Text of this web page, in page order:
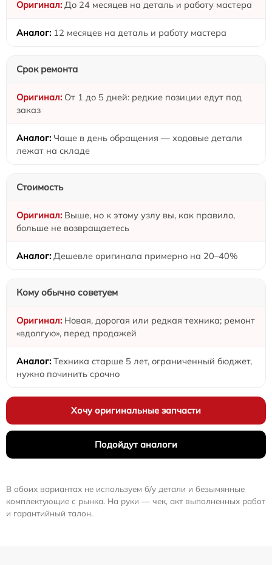
До 24 месяцев на деталь и работу мастера
12 месяцев на деталь и работу мастера
Срок ремонта
От 1 до 5 дней: редкие позиции едут под
заказ
Чаще в день обращения — ходовые детали
лежат на складе
Стоимость
Выше, но к этому узлу вы, как правило,
больше не возвращаетесь
Дешевле оригинала примерно на 20–40%
Кому обычно советуем
Новая, дорогая или редкая техника; ремонт
«вдолгую», перед продажей
Техника старше 5 лет, ограниченный бюджет,
нужно починить срочно
Хочу оригинальные запчасти
Подойдут аналоги
В обоих вариантах не используем б/у детали и безымянные
комплектующие с рынка. На руки — чек, акт выполненных работ
и гарантийный талон.